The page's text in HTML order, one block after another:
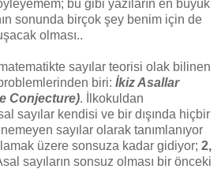
bu gibi yazıların en büyük
sonunda birçok şey benim için de
olması..
sayılar teorisi olak bilinen
biri: İkiz Asallar
Conjecture). İlkokuldan
sayılar kendisi ve bir dışında hiçbir
sayılar olarak tanımlanıyor
üzere sonsuza kadar gidiyor; 2,
sayıların sonsuz olması bir önceki